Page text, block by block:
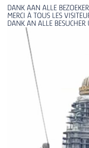
DANK AAN ALLE
MERCI À TOUS LES
DANK AN ALLE BESUCHER